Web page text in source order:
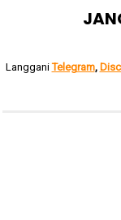
LangganiTelegram,